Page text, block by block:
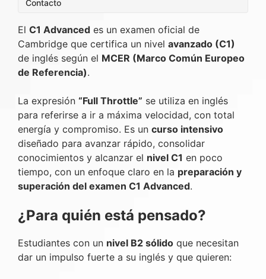
Contacto
El C1 Advanced es un examen oficial de
Cambridge que certifica un nivel avanzado (C1)
de inglés según el MCER (Marco Común Europeo
de Referencia).
La expresión “Full Throttle” se utiliza en inglés
para referirse a ir a máxima velocidad, con total
energía y compromiso. Es un curso intensivo
diseñado para avanzar rápido, consolidar
conocimientos y alcanzar el nivel C1 en poco
tiempo, con un enfoque claro en la preparación y
superación del examen C1 Advanced.
¿Para quién está pensado?
Estudiantes con un nivel B2 sólido que necesitan
dar un impulso fuerte a su inglés y que quieren: